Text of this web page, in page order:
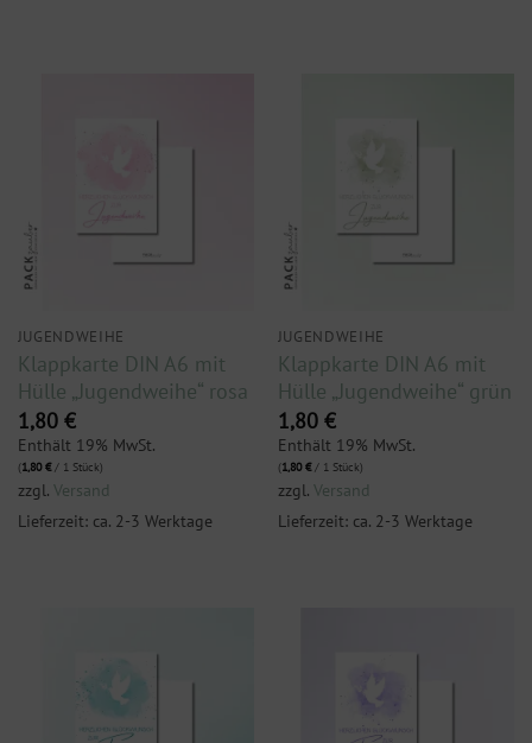
JUGENDWEIHE
Klappkarte DIN A6 mit
Hülle „Jugendweihe“ rosa
1,80 €
Enthält 19% MwSt.
(1,80€/ 1 Stück)
zzgl. Versand
Lieferzeit: ca. 2-3 Werktage
JUGENDWEIHE
Klappkarte DIN A6 mit
Hülle „Jugendweihe“ grün
1,80 €
Enthält 19% MwSt.
(1,80€/ 1 Stück)
zzgl. Versand
Lieferzeit: ca. 2-3 Werktage